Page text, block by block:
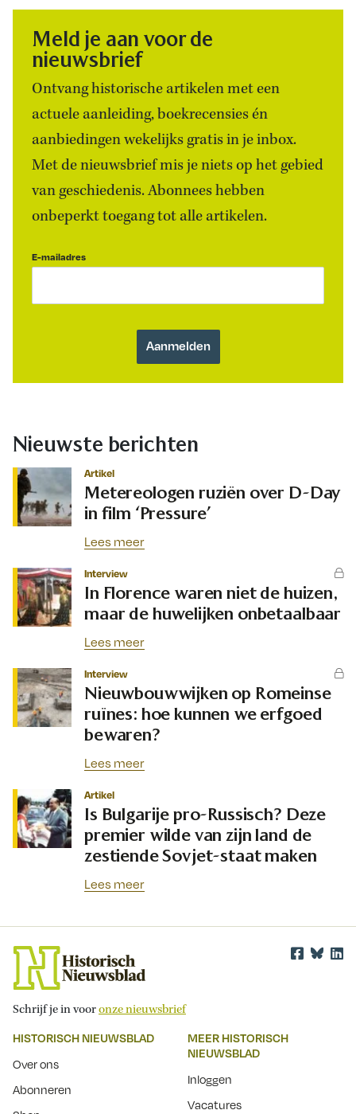
Meld je aan voor de
nieuwsbrief
Ontvang historische artikelen met een
actuele aanleiding, boekrecensies én
aanbiedingen wekelijks gratis in je inbox.
Met de nieuwsbrief mis je niets op het gebied
van geschiedenis. Abonnees hebben
onbeperkt toegang tot alle artikelen.
E-mailadres
Nieuwste berichten
Artikel
Metereologen ruziën over D-Day
in film ‘Pressure’
Lees meer
Interview
In Florence waren niet de huizen,
maar de huwelijken onbetaalbaar
Lees meer
Interview
Nieuwbouwwijken op Romeinse
ruïnes: hoe kunnen we erfgoed
bewaren?
Lees meer
Artikel
Is Bulgarije pro-Russisch? Deze
premier wilde van zijn land de
zestiende Sovjet-staat maken
Lees meer
Schrijf je in vooronze nieuwsbrief
HISTORISCH NIEUWSBLAD
Over ons
Abonneren
MEER HISTORISCH
NIEUWSBLAD
Inloggen
Vacatures